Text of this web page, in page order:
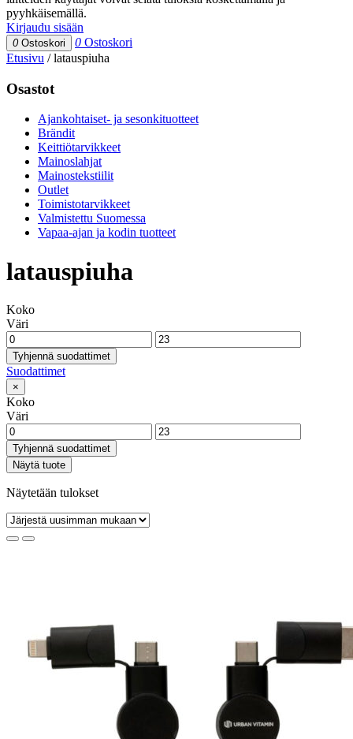
pyyhkäisemällä.
Kirjaudu sisään
0 Ostoskori 0 Ostoskori
Etusivu /latauspiuha
Osastot
Ajankohtaiset- ja sesonkituotteet
Brändit
Keittiötarvikkeet
Mainoslahjat
Mainostekstiilit
Outlet
Toimistotarvikkeet
Valmistettu Suomessa
Vapaa-ajan ja kodin tuotteet
latauspiuha
Koko
Väri
Tyhjennä suodattimet
Suodattimet
×
Koko
Väri
Tyhjennä suodattimet
Näytä tuote
Näytetään tulokset